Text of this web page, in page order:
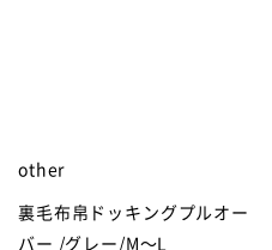
other
裏毛布帛ドッキングプルオー
バー /グレー/M～L